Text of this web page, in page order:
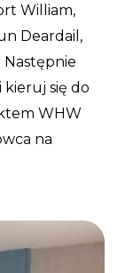
William,
Deardail,
Następnie
kieruj się do
WHW
na